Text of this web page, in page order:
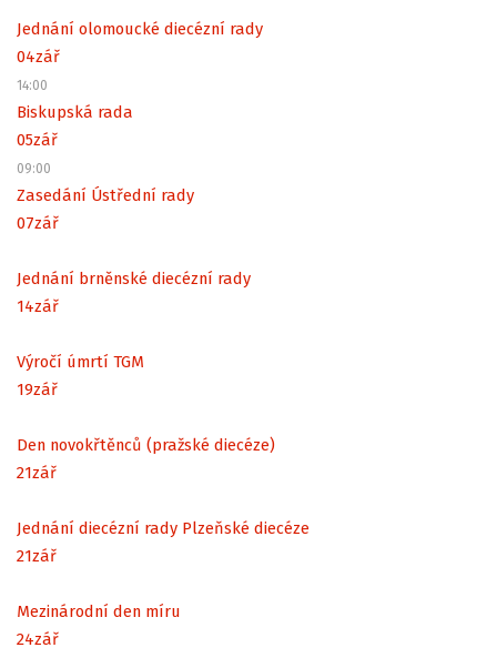
Jednání olomoucké diecézní rady
04zář
14:00
Biskupská rada
05zář
09:00
Zasedání Ústřední rady
07zář
Jednání brněnské diecézní rady
14zář
Výročí úmrtí TGM
19zář
Den novokřtěnců (pražské diecéze)
21zář
Jednání diecézní rady Plzeňské diecéze
21zář
Mezinárodní den míru
24zář